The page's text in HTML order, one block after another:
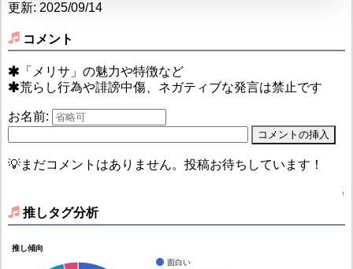
更新: 2025/09/14
コメント
「メリサ」の魅力や特徴など
荒らし行為や誹謗中傷、ネガティブな発言は禁止です
お名前:
💡まだコメントはありません。投稿お待ちしています！
↑
推しタグ分析
推し傾向
面白い